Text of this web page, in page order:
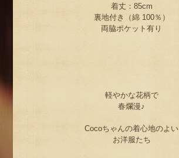
着丈：85cm
裏地付き（綿 100％）
両脇ポケット有り
軽やかな花柄で
春爛漫♪
Cocoちゃんの着心地のよい
お洋服たち